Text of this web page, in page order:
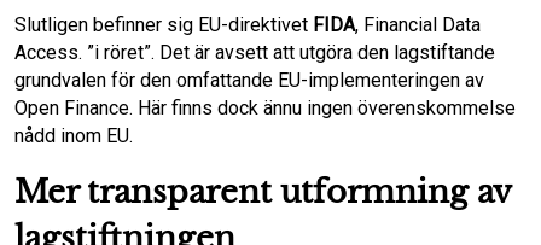
Slutligen befinner sig EU-direktivet FIDA, Financial Data
Access. ”i röret”. Det är avsett att utgöra den lagstiftande
grundvalen för den omfattande EU-implementeringen av
Open Finance. Här finns dock ännu ingen överenskommelse
nådd inom EU.
Mer transparent utformning av
lagstiftningen